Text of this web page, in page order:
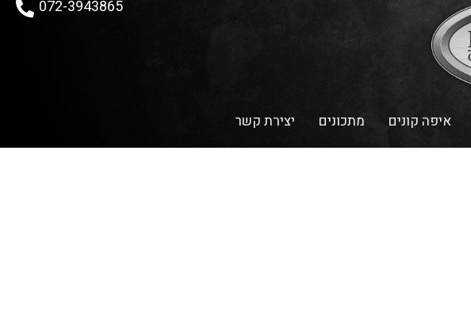
072-3943865
איפה קונים מתכונים יצירת קשר